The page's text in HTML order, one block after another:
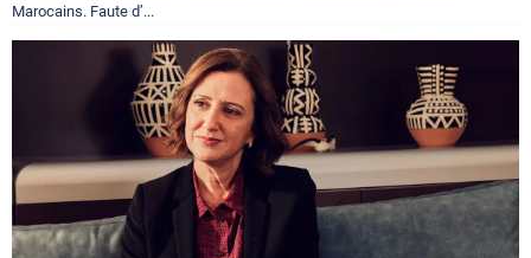
Marocains. Faute d’...